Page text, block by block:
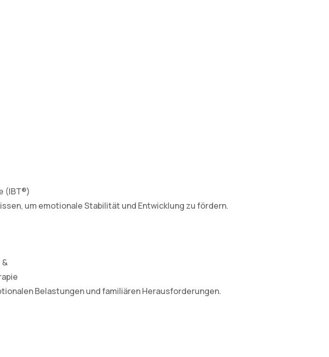
(IBT®)
um emotionale Stabilität und Entwicklung zu fördern.
Belastungen und familiären Herausforderungen.